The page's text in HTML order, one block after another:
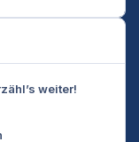
weiter!